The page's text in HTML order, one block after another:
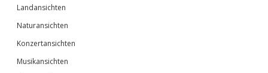
Landansichten
Naturansichten
Konzertansichten
Musikansichten